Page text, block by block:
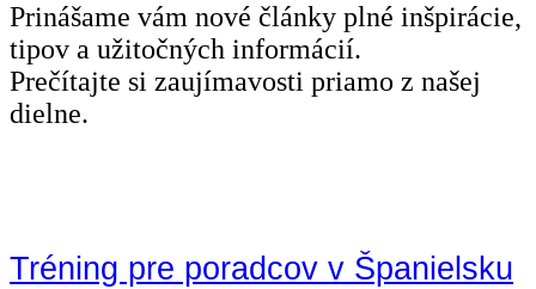
Prinášame vám nové články plné inšpirácie,
tipov a užitočných informácií.
Prečítajte si zaujímavosti priamo z našej
dielne.
Tréning pre poradcov v Španielsku